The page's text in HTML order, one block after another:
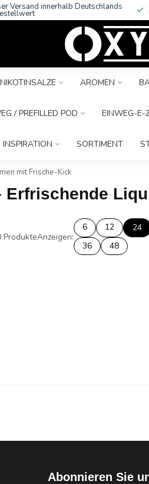
Versand innerhalb Deutschlands
NIKOTINSALZE AROMEN
/ PREFILLED POD EINWEG-E-
INSPIRATION SORTIMENT
mit Frische-Kick
ProdukteAnzeigen:
6 12
24
36
48
Abonnieren Sie